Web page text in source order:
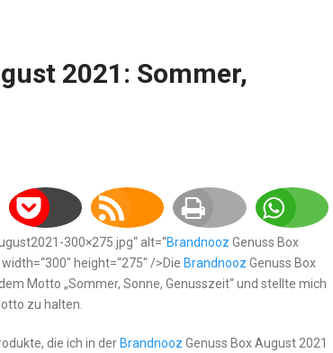
2021: Sommer,
300×275.jpg“ alt=“Brandnooz Genuss Box
height=“275″ />Die Brandnooz Genuss Box
Motto „Sommer, Sonne, Genusszeit“ und stellte mich
zu halten.
die ich in der Brandnooz Genuss Box August 2021